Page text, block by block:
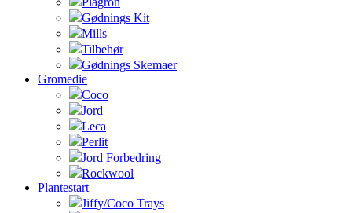
Gødnings Kit
Mills
Tilbehør
Gødnings Skemaer
Gromedie
Coco
Jord
Leca
Perlit
Jord Forbedring
Rockwool
Plantestart
Jiffy/Coco Trays